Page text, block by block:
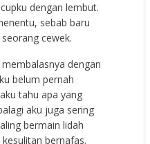
dengan lembut.
sebab baru
cewek.
dengan
belum pernah
tahu apa yang
aku juga sering
bermain lidah
bernafas.